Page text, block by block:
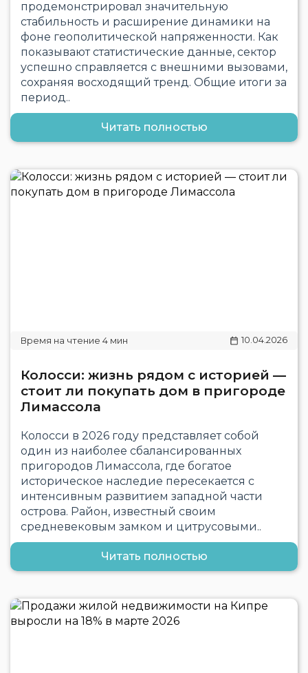
продемонстрировал значительную
стабильность и расширение динамики на
фоне геополитической напряженности. Как
показывают статистические данные, сектор
успешно справляется с внешними вызовами,
сохраняя восходящий тренд. Общие итоги за
период..
Читать полностью
10.04.2026
Колосси: жизнь рядом с историей —
стоит ли покупать дом в пригороде
Лимассола
Колосси в 2026 году представляет собой
один из наиболее сбалансированных
пригородов Лимассола, где богатое
историческое наследие пересекается с
интенсивным развитием западной части
острова. Район, известный своим
средневековым замком и цитрусовыми..
Читать полностью